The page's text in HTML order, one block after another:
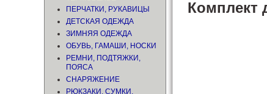
ПЕРЧАТКИ, РУКАВИЦЫ
ДЕТСКАЯ ОДЕЖДА
ЗИМНЯЯ ОДЕЖДА
ОБУВЬ, ГАМАШИ, НОСКИ
РЕМНИ, ПОДТЯЖКИ,
ПОЯСА
СНАРЯЖЕНИЕ
РЮКЗАКИ, СУМКИ,
Комплект